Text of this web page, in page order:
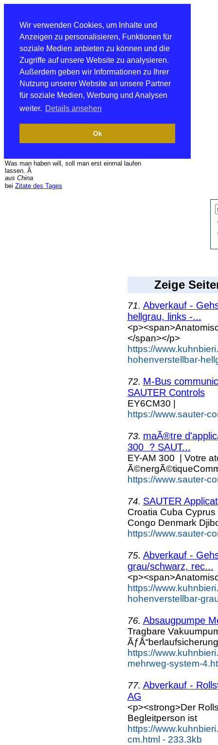
Wir verwenden Cookies, um Inhalte und
Anzeigen zu personalisieren, Funktionen für
soziale Medien anbieten zu können und die
Zugriffe auf unsere Website zu analysieren.
Außerdem geben wir Informationen zu Ihrer
Nutzung unserer Website an unsere Partner
für soziale Medien, Werbung und Analysen
weiter. Details ansehen
Ok
Was man haben will, soll man erst einmal laufen
lassen. Â
aus China
bei Zitate des Tages
Zeige
71. Abverkauf -
hellgrau, links -...
</span></p>
https://
hohenverstellbar-
72. M-Bus
SAUTER Controls
EY6CM30 |
https://www.sauter-
73. maÃ®tre
300 ? SAUT...
EY-AM 300 | Votre
https://www.sauter-
74. SAUTER
Croatia Cuba
Congo Denmark
https://www.sauter-
75. Abverkauf -
grau/schwarz, rec...
https://
hohenverstellbar-
76. Absaugpumpe
Tragbare
https://
mehrweg-system-
77. Abverkauf -
AG
<p><strong>Der
Begleitperson ist
https://
cm.html - 233.3kb